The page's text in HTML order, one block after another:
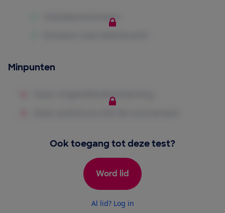
Minpunten
Ook toegang tot deze test?
Word lid
Al lid? Log in